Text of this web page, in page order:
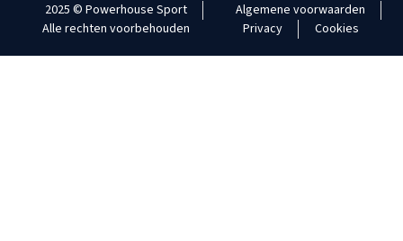
2025 © Powerhouse Sport
Alle rechten voorbehouden
Algemene voorwaarden
Privacy
Cookies